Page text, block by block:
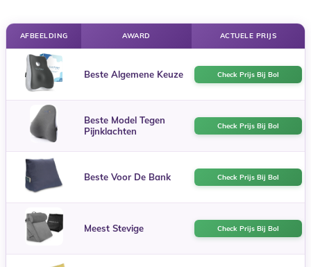
AFBEELDING AWARD ACTUELE PRIJS
Beste Algemene Keuze Check Prijs Bij Bol
Beste Model Tegen
Pijnklachten
Check Prijs Bij Bol
Beste Voor De Bank Check Prijs Bij Bol
Meest Stevige Check Prijs Bij Bol